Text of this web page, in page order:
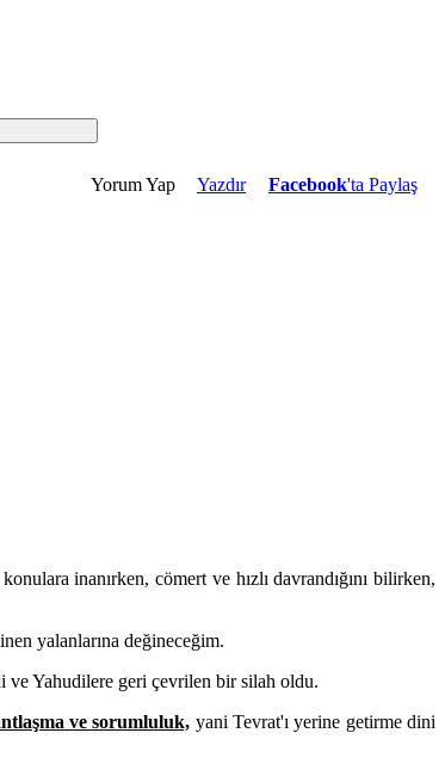
Yorum Yap Yazdır Facebook'ta Paylaş
inanırken, cömert ve hızlı davrandığını bilirken,
yalanlarına değineceğim.
ve Yahudilere geri çevrilen bir silah oldu.
ve sorumluluk, yani Tevrat'ı yerine getirme dini